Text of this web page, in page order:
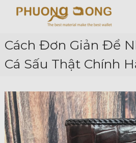
Cá
Phương
Đông
Hài
Chất
Lượng
Cách Đơn Giản Để
Cá Sấu Thật Chính